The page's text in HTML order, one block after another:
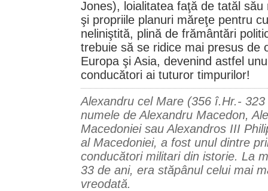
Jones), loialitatea faţă de tatăl
şi propriile planuri măreţe pentru
neliniştită, plină de frământări
trebuie să se ridice mai presus de
Europa şi Asia, devenind astfel
conducători ai tuturor timpurilor!
Alexandru cel Mare (356 î.Hr.-
numele de Alexandru Macedon,
Macedoniei sau Alexandros III
al Macedoniei, a fost unul dintre
conducători militari din istorie. La
33 de ani, era stăpânul celui mai
vreodată.